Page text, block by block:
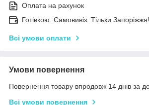
Оплата на рахунок
Готівкою. Самовивіз. Тільки Запоріжжя!
Всі умови оплати
Умови повернення
Повернення товару впродовж 14 днів за
Всі умови повернення